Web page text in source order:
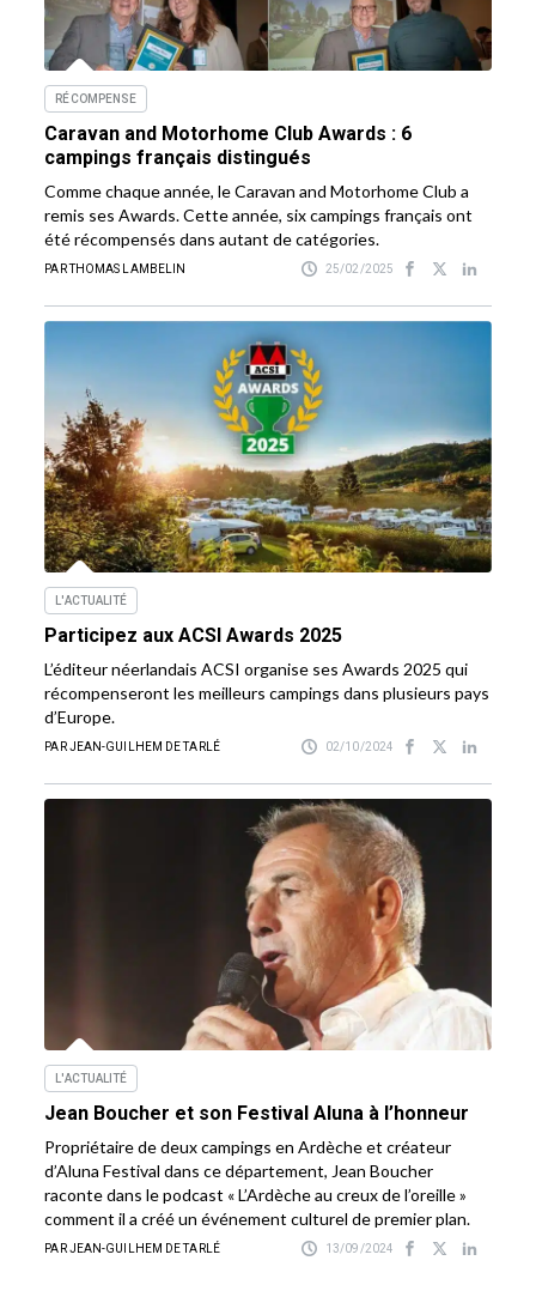
RÉCOMPENSE
Caravan and Motorhome Club Awards : 6
campings français distingués
Comme chaque année, le Caravan and Motorhome Club a
remis ses Awards. Cette année, six campings français ont
été récompensés dans autant de catégories.
PAR THOMAS LAMBELIN 25/02/2025
L'ACTUALITÉ
Participez aux ACSI Awards 2025
L’éditeur néerlandais ACSI organise ses Awards 2025 qui
récompenseront les meilleurs campings dans plusieurs pays
d’Europe.
PAR JEAN-GUILHEM DE TARLÉ 02/10/2024
L'ACTUALITÉ
Jean Boucher et son Festival Aluna à l’honneur
Propriétaire de deux campings en Ardèche et créateur
d’Aluna Festival dans ce département, Jean Boucher
raconte dans le podcast « L’Ardèche au creux de l’oreille »
comment il a créé un événement culturel de premier plan.
PAR JEAN-GUILHEM DE TARLÉ 13/09/2024